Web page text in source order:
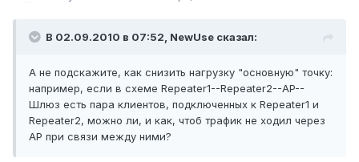
В 02.09.2010 в 07:52, NewUse сказал:
А не подскажите, как снизить нагрузку "основную" точку:
например, если в схеме Repeater1--Repeater2--AP--
Шлюз есть пара клиентов, подключенных к Repeater1 и
Repeater2, можно ли, и как, чтоб трафик не ходил через
AP при связи между ними?